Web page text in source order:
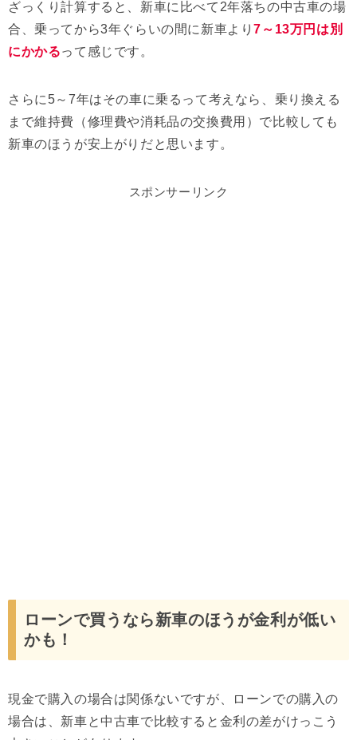
ざっくり計算すると、新車に比べて2年落ちの中古車の場
合、乗ってから3年ぐらいの間に新車より7～13万円は別
にかかるって感じです。
さらに5～7年はその車に乗るって考えなら、乗り換える
まで維持費（修理費や消耗品の交換費用）で比較しても
新車のほうが安上がりだと思います。
スポンサーリンク
ローンで買うなら新車のほうが金利が低い
かも！
現金で購入の場合は関係ないですが、ローンでの購入の
場合は、新車と中古車で比較すると金利の差がけっこう